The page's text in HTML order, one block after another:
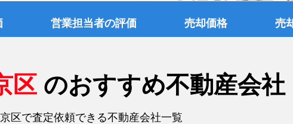
営業担当者の評価 売却価格 売
区 のおすすめ不動産会社
区で査定依頼できる不動産会社一覧